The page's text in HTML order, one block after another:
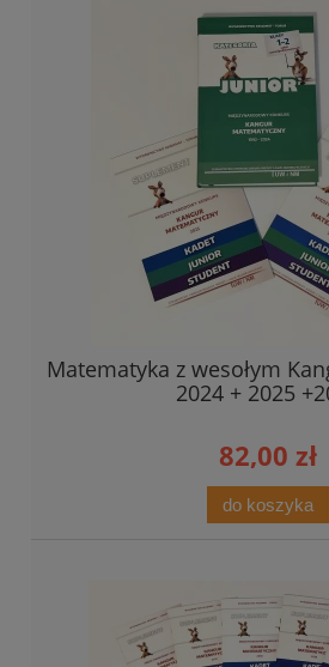
Matematyka z wesołym
2024 + 2025
82,00 zł
do koszyka